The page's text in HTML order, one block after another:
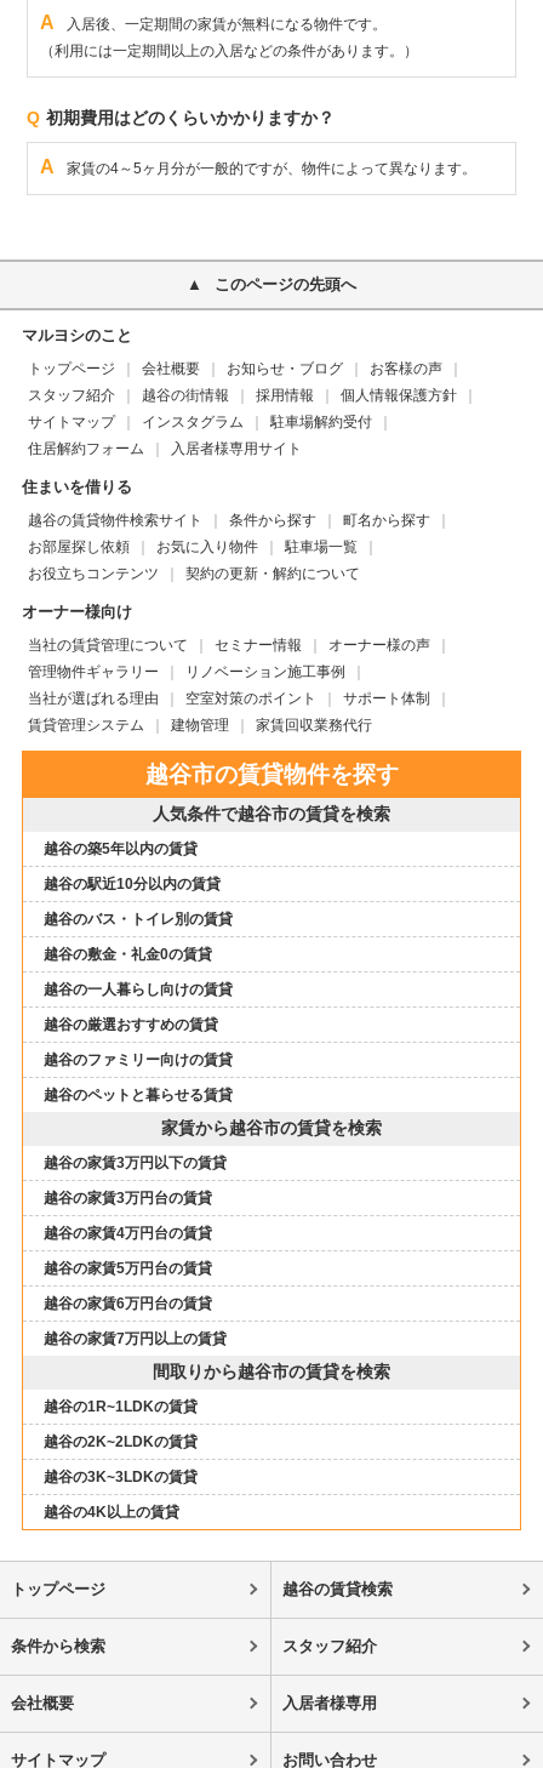
A
入居後、一定期間の家賃が無料になる物件です。
（利用には一定期間以上の入居などの条件があります。）
Q 初期費用はどのくらいかかりますか？
A 家賃の4～5ヶ月分が一般的ですが、物件によって異なります。
このページの先頭へ
マルヨシのこと
トップページ 会社概要 お知らせ・ブログ
お客様の声
スタッフ紹介
越谷の街情報 採用情報
個人情報保護方針
サイトマップ
インスタグラム
駐車場解約受付
住居解約フォーム
入居者様専用サイト
住まいを借りる
越谷の賃貸物件検索サイト 条件から探す
町名から探す
お部屋探し依頼
お気に入り物件
駐車場一覧
お役立ちコンテンツ
契約の更新・解約について
オーナー様向け
当社の賃貸管理について セミナー情報
オーナー様の声
管理物件ギャラリー
リノベーション施工事例
当社が選ばれる理由
空室対策のポイント
サポート体制
賃貸管理システム
建物管理 家賃回収業務代行
越谷市の賃貸物件を探す
人気条件で越谷市の賃貸を検索
越谷の築5年以内の賃貸
越谷の駅近10分以内の賃貸
越谷のバス・トイレ別の賃貸
越谷の敷金・礼金0の賃貸
越谷の一人暮らし向けの賃貸
越谷の厳選おすすめの賃貸
越谷のファミリー向けの賃貸
越谷のペットと暮らせる賃貸
家賃から越谷市の賃貸を検索
越谷の家賃3万円以下の賃貸
越谷の家賃3万円台の賃貸
越谷の家賃4万円台の賃貸
越谷の家賃5万円台の賃貸
越谷の家賃6万円台の賃貸
越谷の家賃7万円以上の賃貸
間取りから越谷市の賃貸を検索
越谷の1R~1LDKの賃貸
越谷の2K~2LDKの賃貸
越谷の3K~3LDKの賃貸
越谷の4K以上の賃貸
トップページ 越谷の賃貸検索
条件から検索 スタッフ紹介
会社概要 入居者様専用
サイトマップ お問い合わせ